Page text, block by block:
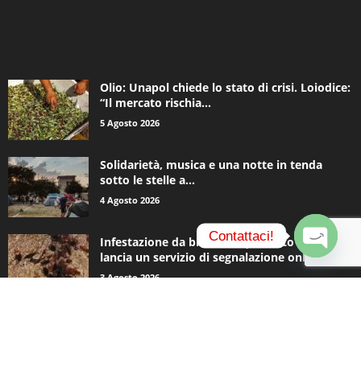
Olio: Unapol chiede lo stato di crisi. Loiodice:
“Il mercato rischia...
5 Agosto 2026
Solidarietà, musica e una notte in tenda
sotto le stelle a...
4 Agosto 2026
Infestazione da blatte, Acquedotto Pugliese
lancia un servizio di segnalazione online
3 Agosto 2026
Contattaci!
O